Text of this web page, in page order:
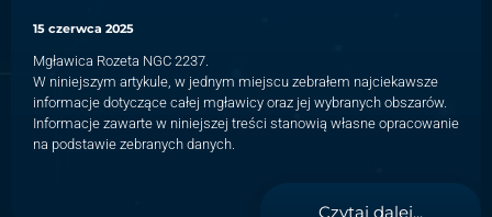
15 czerwca 2025
Mgławica Rozeta NGC 2237.
W niniejszym artykule, w jednym miejscu zebrałem najciekawsze
informacje dotyczące całej mgławicy oraz jej wybranych obszarów.
Informacje zawarte w niniejszej treści stanowią własne opracowanie
na podstawie zebranych danych.
Czytaj dalej...